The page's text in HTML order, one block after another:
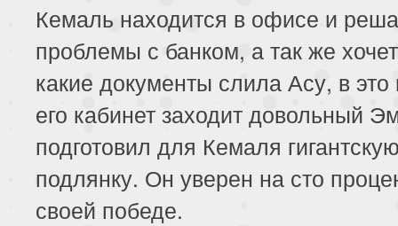
Кемаль находится в офисе и
проблемы с банком, а так же
какие документы слила Асу, в
его кабинет заходит довольный
подготовил для Кемаля
подлянку. Он уверен на сто
своей победе.